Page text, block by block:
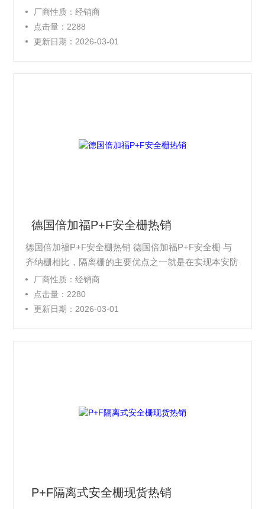
接。即现场分立信号与隔离栅保持点对点连接，信号进
入隔离栅后被立即转为数字信号，经隔离栅内部CAN
总线至Gateway，由Gateway通过开放总线，与DOS或
厂商性质：经销商
点击量：2288
更新日期：2026-03-01
德国倍加福P+F安全栅热销
德国倍加福P+F安全栅热销 德国倍加福P+F安全栅 与
齐纳栅相比，隔离栅的主要优点之一就是在实现本安防
爆的同时，能与各种现场仪表和各款控制系统相配，并
完成用户制定的信号处理要求。KF系列隔离栅将这种
具有广泛适应性的特点发挥到极至。
厂商性质：经销商
点击量：2280
更新日期：2026-03-01
P+F隔离式安全栅现货热销